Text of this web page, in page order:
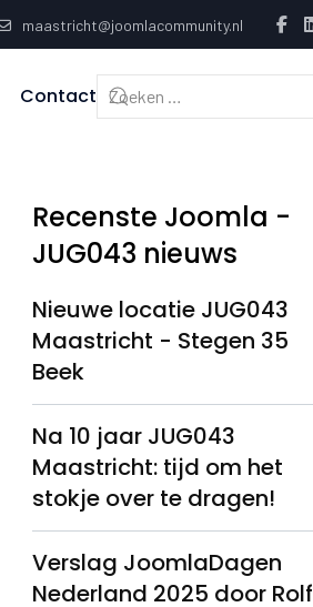
maastricht@joomlacommunity.nl
Contact
Recenste Joomla -
JUG043 nieuws
Nieuwe locatie JUG043
Maastricht - Stegen 35
Beek
Na 10 jaar JUG043
Maastricht: tijd om het
stokje over te dragen!
Verslag JoomlaDagen
Nederland 2025 door Rolf